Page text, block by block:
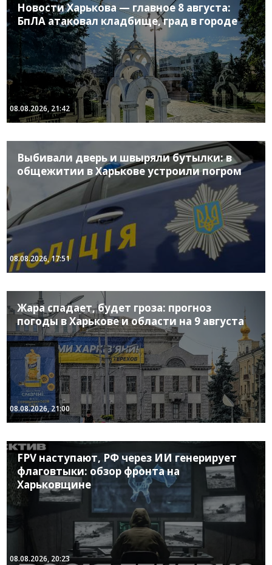
Новости Харькова — главное 8 августа:
БпЛА атаковал кладбище, град в городе
08.08.2026, 21:42
Выбивали дверь и швыряли бутылки: в
общежитии в Харькове устроили погром
08.08.2026, 17:51
Жара спадает, будет гроза: прогноз
погоды в Харькове и области на 9 августа
08.08.2026, 21:00
FPV наступают, РФ через ИИ генерирует
флаговтыки: обзор фронта на
Харьковщине
08.08.2026, 20:23